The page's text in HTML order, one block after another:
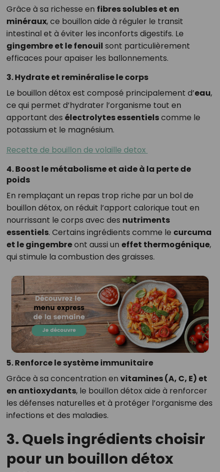
Grâce à sa richesse en fibres solubles et en
minéraux, ce bouillon aide à réguler le transit
intestinal et à éviter les inconforts digestifs. Le
gingembre et le fenouil sont particulièrement
efficaces pour apaiser les ballonnements.
3. Hydrate et reminéralise le corps
Le bouillon détox est composé principalement d’eau,
ce qui permet d’hydrater l’organisme tout en
apportant des électrolytes essentielscomme le
potassium et le magnésium.
Recette de bouillon de volaille detox ⁣
4. Boost le métabolisme et aide à la perte de
poids
En remplaçant un repas trop riche par un bol de
bouillon détox, on réduit l’apport calorique tout en
nourrissant le corps avec des nutriments
essentiels. Certains ingrédients comme le curcuma
et le gingembreont aussi un effet thermogénique,
qui stimule la combustion des graisses.
5. Renforce le système immunitaire
Grâce à sa concentration en vitamines (A, C, E) et
en antioxydants, le bouillon détox aide à renforcer
les défenses naturelles et à protéger l’organisme des
infections et des maladies.
3. Quels ingrédients choisir
pour un bouillon détox